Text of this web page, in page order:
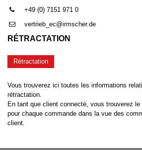
+49 (0) 7151 971 0
vertrieb_ec@irmscher.de
RÉTRACTATION
Rétractation
Vous trouverez ici toutes les informations
rétractation.
En tant que client connecté, vous trouverez
pour chaque commande dans la vue des
client.